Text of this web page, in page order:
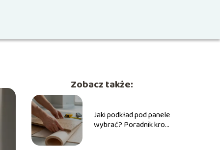
Zobacz także:
Jaki podkład pod panele
wybrać? Poradnik krok